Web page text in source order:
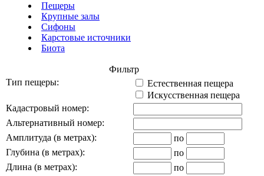
Пещеры
Крупные залы
Сифоны
Карстовые источники
Биота
Фильтр
Тип пещеры:
Естественная пещера
Искусственная пещера
Кадастровый номер:
Альтернативный номер:
Амплитуда (в метрах):
по
Глубина (в метрах):
по
Длина (в метрах):
по